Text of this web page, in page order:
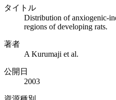
タイトル
Distribution of anxiogenic-
regions of developing rats.
著者
A Kurumaji et al.
公開日
2003